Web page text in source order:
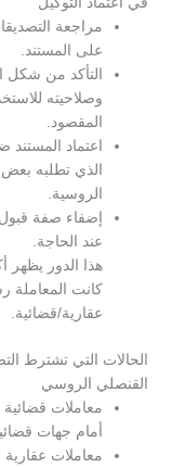
التصديقات السابقة
المستند.
من شكل المستند
للاستخدام
المستند ضمن المسار
تطلبه بعض الجهات
صفة قبول قنصلية
الدور يظهر أكثر كلما
المعاملة رسمية/
قضائية.
التي تشترط التصديق
الروسي
قضائية أو تمثيل
جهات قضائية/تحقيقية.
عقارية أو ما